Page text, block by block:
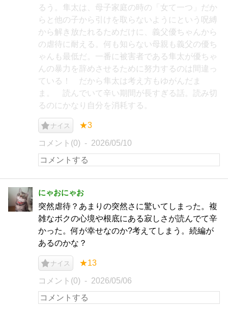
るう。隼太は、母子家庭の時の「女て一つ」だか
らと他の子から引けを取らないようにという呪縛
から解き放たれるためだけに、義父優ちゃんから
の虐待に耐える。何も知らない母親も義父の優ち
ゃんも最低だ。一番に被害者である隼太が優ちゃ
んの暴力を辞めさせるために努力するのは間違っ
ている！ だから隼太は考え方もゆがんだま
ま。 読んでいて辛い期間が長すぎる話。読み切
るのにかなり自分を消耗する。
ナイス ★3
コメント(0) 2026/05/10
にゃおにゃお
突然虐待？あまりの突然さに驚いてしまった。複
雑なボクの心境や根底にある寂しさが読んでて辛
かった。何が幸せなのか?考えてしまう。続編が
あるのかな？
ナイス ★13
コメント(0) 2026/05/06